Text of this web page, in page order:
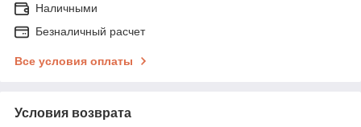
Наличными
Безналичный расчет
Все условия оплаты
Условия возврата